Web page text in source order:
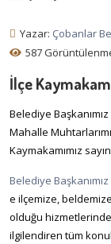
Yazar: Çobanlar
587
İlçe
Belediye
Mahalle
Kaymakamımız
Belediye
e ilçemize,
olduğu
ilgilendiren tüm